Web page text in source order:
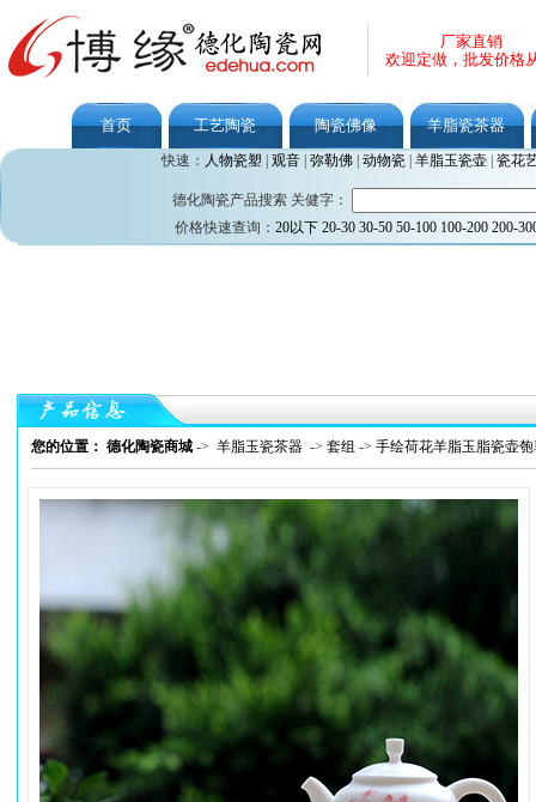
厂家直销
欢迎定做，批发价格
首页 工艺陶瓷 陶瓷佛像 羊脂瓷茶器
快速： 人物瓷塑 观音| 弥勒佛| 动物瓷| 羊脂玉瓷壶| 瓷花
德化陶瓷产品搜索 关健字：
价格快速查询： 20以下 20-30 30-50 50-100 100-200 200-
您的位置： 德化陶瓷商城 -> 羊脂玉瓷茶器 -> 套组 -> 手绘荷花羊脂玉脂瓷壶